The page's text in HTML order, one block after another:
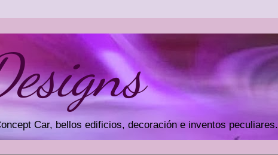
Car, bellos edificios, decoración e inventos peculiares.